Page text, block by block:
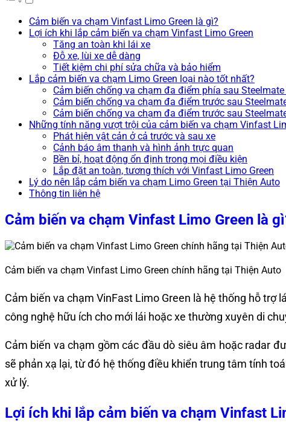
Cảm biến va chạm Vinfast Limo Green là gì?
Lợi ích khi lắp cảm biến va chạm Vinfast Limo Green
Tăng an toàn khi lái xe
Đỗ xe, lùi xe dễ dàng
Tiết kiệm chi phí sửa chữa và bảo hiểm
Lắp cảm biến va chạm Limo Green loại nào tốt nhất?
Cảm biến chống va chạm đa điểm phía sau
Cảm biến chống va chạm đa điểm trước sau
Cảm biến chống va chạm đa điểm trước sau
Những tính năng vượt trội của cảm biến va chạm Vinfast
Phát hiện vật cản ở cả trước và sau xe
Cảnh báo âm thanh và hình ảnh trực quan
Bền bỉ, hoạt động ổn định trong mọi điều kiện
Lắp đặt an toàn, tương thích với Vinfast Limo Green
Lý do nên lắp cảm biến va chạm Limo Green tại Thiện Auto
Thông tin liên hệ
Cảm biến va chạm Vinfast Limo Green là
Cảm biến va chạm Vinfast Limo Green chính hãng tại Thiện Auto
Cảm biến va chạm VinFast Limo Green là hệ thống hỗ trợ
công nghệ hữu ích cho mới lái hoặc xe thường xuyên di
Cảm biến va chạm gồm các đầu dò siêu âm hoặc radar
sẽ phản xạ lại, từ đó hệ thống điều khiển trung tâm tính
xử lý.
Lợi ích khi lắp cảm biến va chạm Vinfast